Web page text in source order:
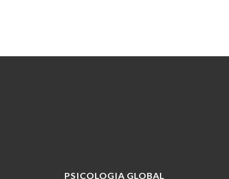
PSICOLOGIA GLOBAL